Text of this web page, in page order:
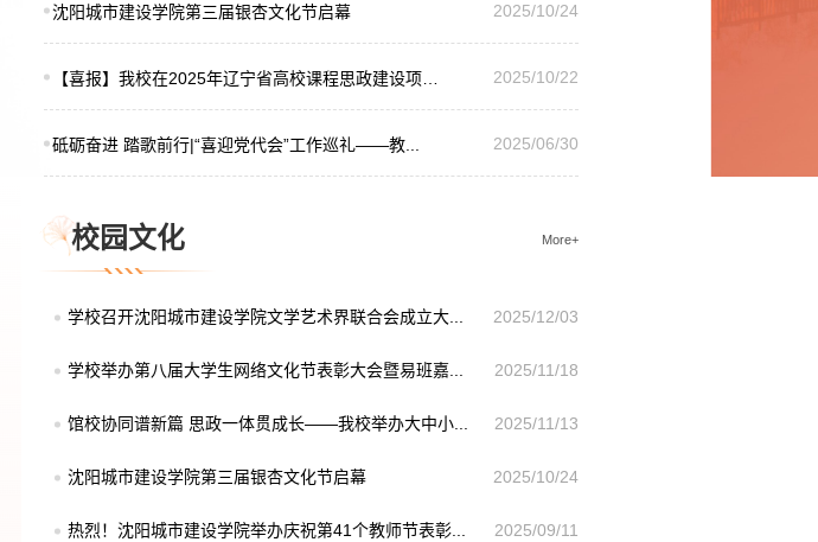
沈阳城市建设学院第三届银杏文化节启幕 2025/10/24
【喜报】我校在2025年辽宁省高校课程思政建设项
2025/10/22
砥砺奋进 踏歌前行|“喜迎党代会”工作巡礼——教... 2025/06/30
校园文化 More+
学校召开沈阳城市建设学院文学艺术界联合会成立大... 2025/12/03
学校举办第八届大学生网络文化节表彰大会暨易班嘉... 2025/11/18
馆校协同谱新篇 思政一体贯成长——我校举办大中小... 2025/11/13
沈阳城市建设学院第三届银杏文化节启幕 2025/10/24
热烈！沈阳城市建设学院举办庆祝第41个教师节表彰... 2025/09/11